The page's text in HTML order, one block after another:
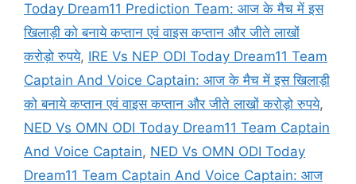
Today Dream11 Prediction Team: आज के मैच में इस
खिलाड़ी को बनाये कप्तान एवं वाइस कप्तान और जीते लाखों
करोड़ो रुपये, IRE Vs NEP ODI Today Dream11 Team
Captain And Voice Captain: आज के मैच में इस खिलाड़ी
को बनाये कप्तान एवं वाइस कप्तान और जीते लाखों करोड़ो रुपये,
NED Vs OMN ODI Today Dream11 Team Captain
And Voice Captain, NED Vs OMN ODI Today
Dream11 Team Captain And Voice Captain: आज